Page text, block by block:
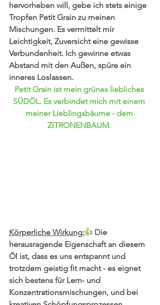
hervorheben will, gebe ich stets einige
Tropfen Petit Grain zu meinen
Mischungen. Es vermittelt mir
Leichtigkeit, Zuversicht eine gewisse
Verbundenheit. Ich gewinne etwas
Abstand mit den Außen, spüre ein
inneres Loslassen.
Petit Grain ist mein grünes liebliches
SÜDÖL. Es verbindet mich mit einem
meiner Lieblingsbäume - dem
ZITRONENBAUM.
Körperliche Wirkung:👍 Die
herausragende Eigenschaft an diesem
Öl ist, dass es uns entspannt und
trotzdem geistig fit macht - es eignet
sich bestens für Lern- und
Konzentrationsmischungen, und bei